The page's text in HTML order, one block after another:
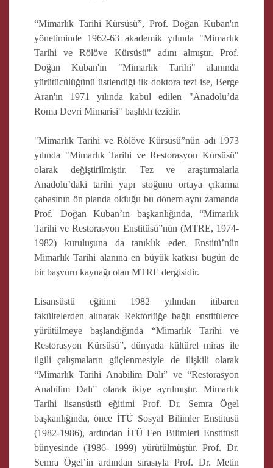
“Mimarlık Tarihi Kürsüsü”, Prof. Doğan Kuban'ın
yönetiminde 1962-63 akademik yılında "Mimarlık
Tarihi ve Rölöve Kürsüsü" adını almıştır. Prof.
Doğan Kuban'ın "Mimarlık Tarihi" alanında
yürütücülüğünü üstlendiği ilk doktora tezi ise, Berge
Aran'ın 1971 yılında kabul edilen "Anadolu’da
Roma Devri Mimarisi" başlıklı tezidir.
"Mimarlık Tarihi ve Rölöve Kürsüsü”nün adı 1973
yılında "Mimarlık Tarihi ve Restorasyon Kürsüsü"
olarak değiştirilmiştir. Tez ve araştırmalarla
Anadolu’daki tarihi yapı stoğunu ortaya çıkarma
çabasının ön planda olduğu bu dönem aynı zamanda
Prof. Doğan Kuban’ın başkanlığında, “Mimarlık
Tarihi ve Restorasyon Enstitüsü”nün (MTRE, 1974-
1982) kuruluşuna da tanıklık eder. Enstitü’nün
Mimarlık Tarihi alanına en büyük katkısı bugün de
bir başvuru kaynağı olan MTRE dergisidir.
Lisansüstü eğitimi 1982 yılından itibaren
fakültelerden alınarak Rektörlüğe bağlı enstitülerce
yürütülmeye başlandığında “Mimarlık Tarihi ve
Restorasyon Kürsüsü”, dünyada kültürel miras ile
ilgili çalışmaların güçlenmesiyle de ilişkili olarak
“Mimarlık Tarihi Anabilim Dalı” ve “Restorasyon
Anabilim Dalı” olarak ikiye ayrılmıştır. Mimarlık
Tarihi lisansüstü eğitimi Prof. Dr. Semra Ögel
başkanlığında, önce İTÜ Sosyal Bilimler Enstitüsü
(1982-1986), ardından İTÜ Fen Bilimleri Enstitüsü
bünyesinde (1986- 1999) yürütülmüştür. Prof. Dr.
Semra Ögel’in ardından sırasıyla Prof. Dr. Metin